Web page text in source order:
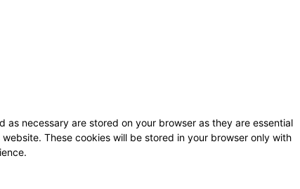
necessary are stored on your browser as they are essential
These cookies will be stored in your browser only with